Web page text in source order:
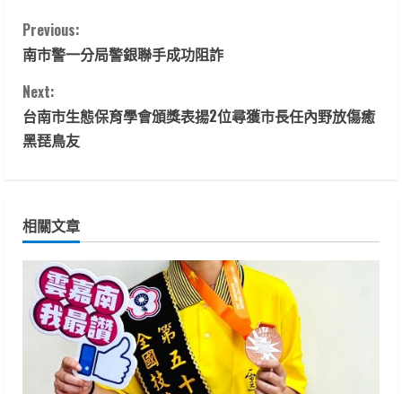
C
o
n
t
n
u
e
R
Previous:
南市警一分局警銀聯手成功阻詐
Next:
台南市生態保育學會頒獎表揚2位尋獲市長任內野放傷癒
黑琵鳥友
相關文章